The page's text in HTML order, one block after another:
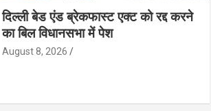
दिल्ली बेड एंड ब्रेकफास्ट एक्ट को रद्द करने
का बिल विधानसभा में पेश
August 8, 2026